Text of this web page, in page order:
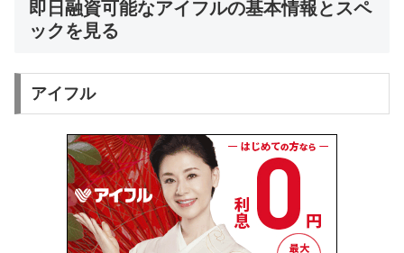
即日融資可能なアイフルの基本情報とスペ
ックを見る
アイフル